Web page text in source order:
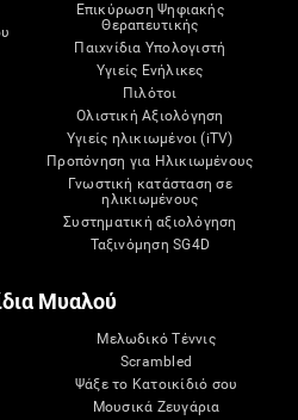
Επικύρωση Ψηφιακής
Θεραπευτικής
Παιχνίδια Υπολογιστή
Υγιείς Ενήλικες
Πιλότοι
Ολιστική Αξιολόγηση
Υγιείς ηλικιωμένοι (iTV)
Προπόνηση για Ηλικιωμένους
Γνωστική κατάσταση σε
ηλικιωμένους
Συστηματική αξιολόγηση
Ταξινόμηση SG4D
Μυαλού
Μελωδικό Τέννις
Scrambled
Ψάξε το Κατοικίδιό σου
Μουσικά Ζευγάρια